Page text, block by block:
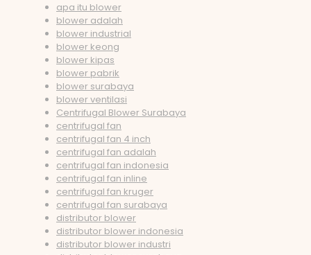
apa itu blower
blower adalah
blower industrial
blower keong
blower kipas
blower pabrik
blower surabaya
blower ventilasi
Centrifugal Blower Surabaya
centrifugal fan
centrifugal fan 4 inch
centrifugal fan adalah
centrifugal fan indonesia
centrifugal fan inline
centrifugal fan kruger
centrifugal fan surabaya
distributor blower
distributor blower indonesia
distributor blower industri